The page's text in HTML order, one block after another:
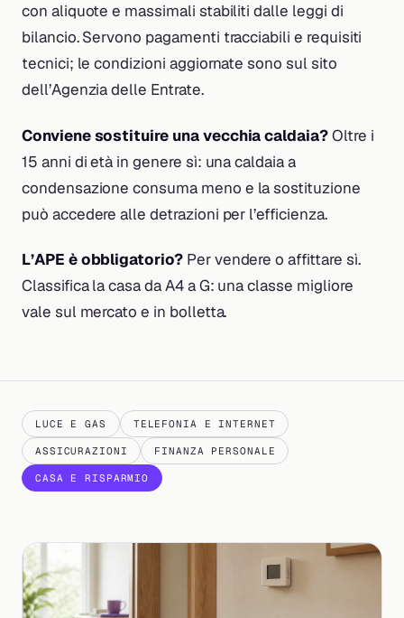
con aliquote e massimali stabiliti dalle leggi di
bilancio. Servono pagamenti tracciabili e requisiti
tecnici; le condizioni aggiornate sono sul sito
dell’Agenzia delle Entrate.
Conviene sostituire una vecchia caldaia?Oltre i
15 anni di età in genere sì: una caldaia a
condensazione consuma meno e la sostituzione
può accedere alle detrazioni per l’efficienza.
L’APE è obbligatorio?Per vendere o affittare sì.
Classifica la casa da A4 a G: una classe migliore
vale sul mercato e in bolletta.
LUCE E GAS TELEFONIA E INTERNET
ASSICURAZIONI FINANZA PERSONALE
CASA E RISPARMIO